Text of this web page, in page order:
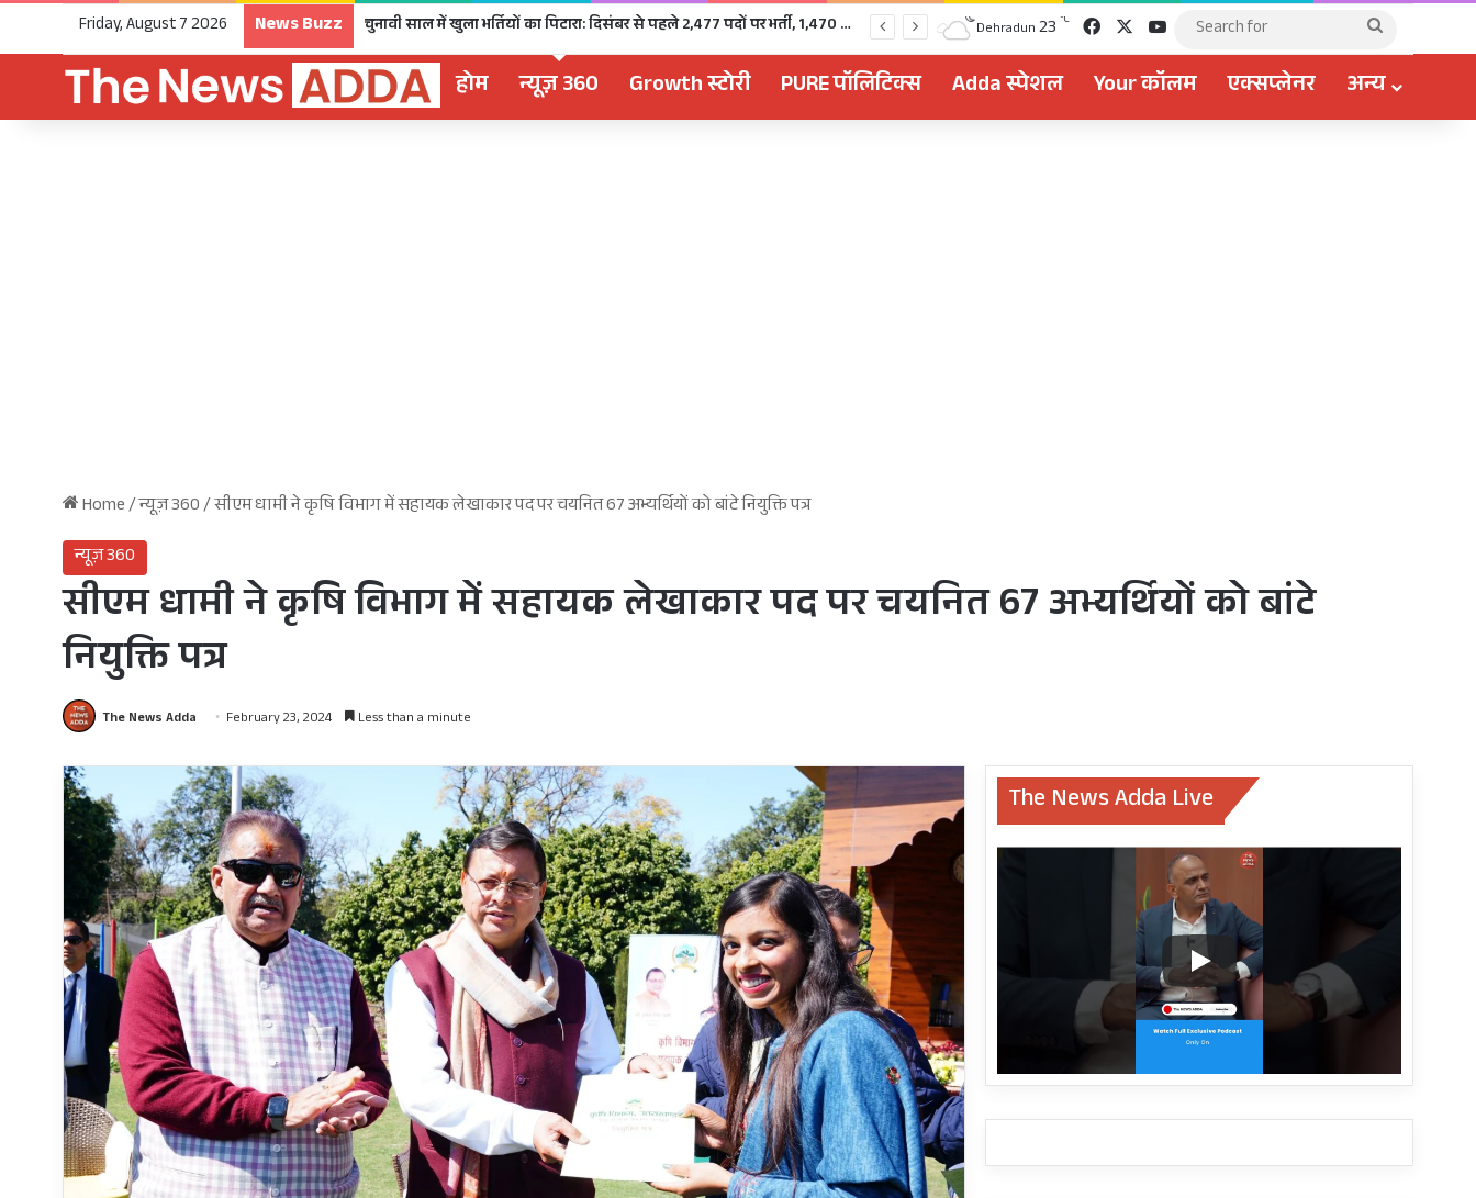
Friday, August 7 2026 News Buzz चुनावी साल में खुला भर्तियों का पिटारा: दिसंबर से पहले 2,477 पदों पर भर्ती, 1,470 पदों की परीक्षा भी होगी Dehradun 23 ℃ FacebookYouTube
Search
होम न्यूज़ 360 Growth स्टोरी PURE पॉलिटिक्स Adda स्पेशल Your कॉलम एक्सप्लेनर अन्य
Home/न्यूज़ 360/सीएम धामी ने कृषि विभाग में सहायक लेखाकार पद पर चयनित 67 अभ्यर्थियों को बांटे नियुक्ति पत्र
न्यूज़ 360
सीएम धामी ने कृषि विभाग में सहायक लेखाकार पद पर चयनित 67 अभ्यर्थियों को बांटे
नियुक्ति पत्र
The News Adda February 23, 2024 Less than a minute
The News Adda Live